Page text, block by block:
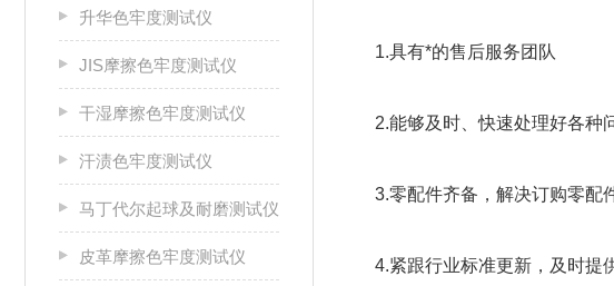
升华色牢度测试仪
JIS摩擦色牢度测试仪
干湿摩擦色牢度测试仪
汗渍色牢度测试仪
马丁代尔起球及耐磨测试仪
皮革摩擦色牢度测试仪
1.具有*的售后服务团队
2.能够及时、快速处理好各种
3.零配件齐备，解决订购零配
4.紧跟行业标准更新，及时提